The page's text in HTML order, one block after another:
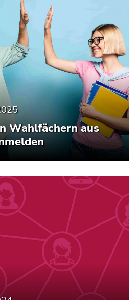
Wahlfächern aus